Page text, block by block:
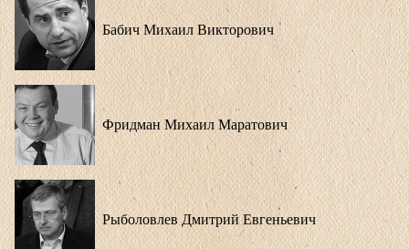
Бабич Михаил Викторович
Фридман Михаил Маратович
Рыболовлев Дмитрий Евгеньевич